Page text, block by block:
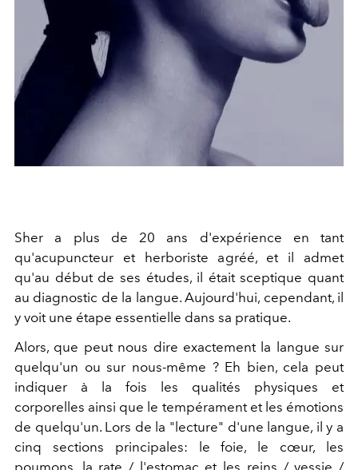
Sher a plus de 20 ans d'expérience en tant
qu'acupuncteur et herboriste agréé, et il admet
qu'au début de ses études, il était sceptique quant
au diagnostic de la langue. Aujourd'hui, cependant, il
y voit une étape essentielle dans sa pratique.
Alors, que peut nous dire exactement la langue sur
quelqu'un ou sur nous-même ? Eh bien, cela peut
indiquer à la fois les qualités physiques et
corporelles ainsi que le tempérament et les émotions
de quelqu'un. Lors de la "lecture" d'une langue, il y a
cinq sections principales: le foie, le cœur, les